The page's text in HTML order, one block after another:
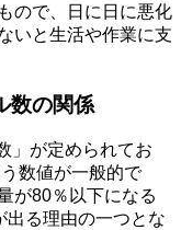
ので、日に日に悪化
いと生活や作業に支
数の関係
」が定められてお
数値が一般的で
が80％以下になる
出る理由の一つとな